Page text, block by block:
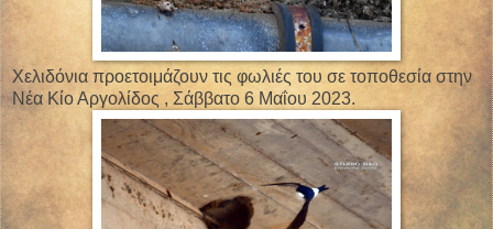
Χελιδόνια προετοιμάζουν τις φωλιές του σε τοποθεσία στην
Νέα Κίο Αργολίδος , Σάββατο 6 Μαΐου 2023.